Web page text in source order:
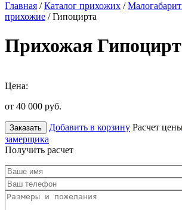
Главная /Каталог прихожих /
прихожие / Гипоцирта
Прихожая
Цена:
от 40 000 руб.
Заказать Добавить в корзину Расчет
замерщика
Получить расчет